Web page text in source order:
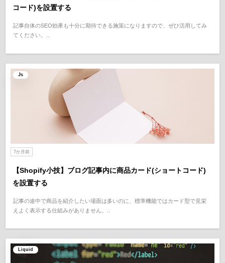
コード)を設置する
記事自体のSEO効果も十分に期待できる施策になりますので、ぜひ活用してみ
てください。..
Js
7か月前
【Shopify小技】ブログ記事内に商品カード(ショートコード)
を設置する
記事の途中で商品を紹介したい場面は多いのに、標準機能ではカード型で見栄
えよく表示する仕組みがありません。..
Liquid